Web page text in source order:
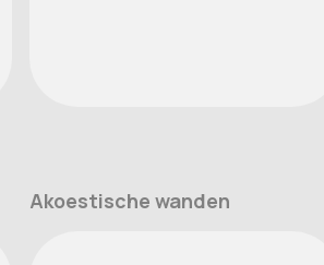
Akoestische wanden